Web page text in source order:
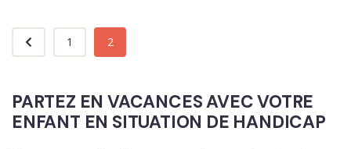
1 2
PARTEZ EN VACANCES AVEC VOTRE
ENFANT EN SITUATION DE HANDICAP